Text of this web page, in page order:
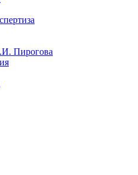
Пирогова